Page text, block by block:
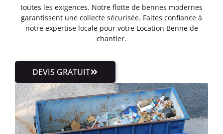
toutes les exigences. Notre flotte de bennes modernes
garantissent une collecte sécurisée. Faites confiance à
notre expertise locale pour votre Location Benne de
chantier.
DEVIS GRATUIT